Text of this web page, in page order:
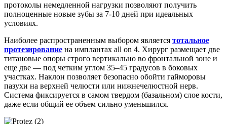
протоколы немедленной нагрузки позволяют получить
полноценные новые зубы за 7-10 дней при идеальных
условиях.
Наиболее распространенным выбором является тотальное
протезирование на имплантах all on 4. Хирург размещает две
титановые опоры строго вертикально во фронтальной зоне и
еще две — под четким углом 35–45 градусов в боковых
участках. Наклон позволяет безопасно обойти гайморовы
пазухи на верхней челюсти или нижнечелюстной нерв.
Система фиксируется в самом твердом (базальном) слое кости,
даже если общий ее объем сильно уменьшился.